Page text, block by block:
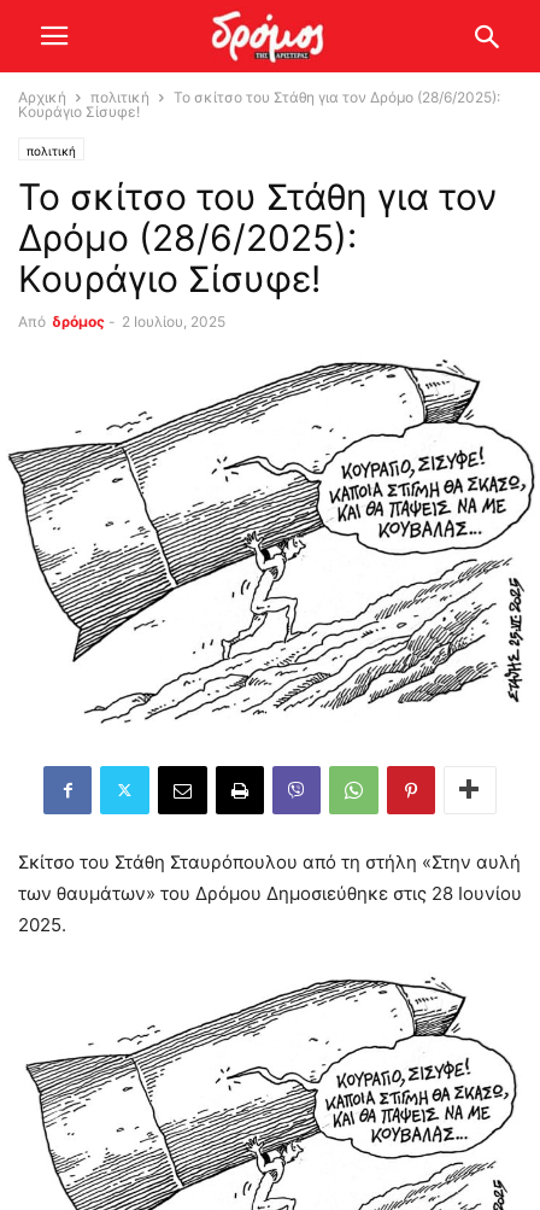
Αρχική πολιτική
Το σκίτσο του Στάθη για τον Δρόμο (28/6/2025):
Κουράγιο Σίσυφε!
πολιτική
Το σκίτσο του Στάθη για τον
Δρόμο (28/6/2025):
Κουράγιο Σίσυφε!
Από δρόμος - 2 Ιουλίου, 2025
Σκίτσο του Στάθη Σταυρόπουλου από τη στήλη «Στην αυλή
των θαυμάτων» του Δρόμου Δημοσιεύθηκε στις 28 Ιουνίου
2025.